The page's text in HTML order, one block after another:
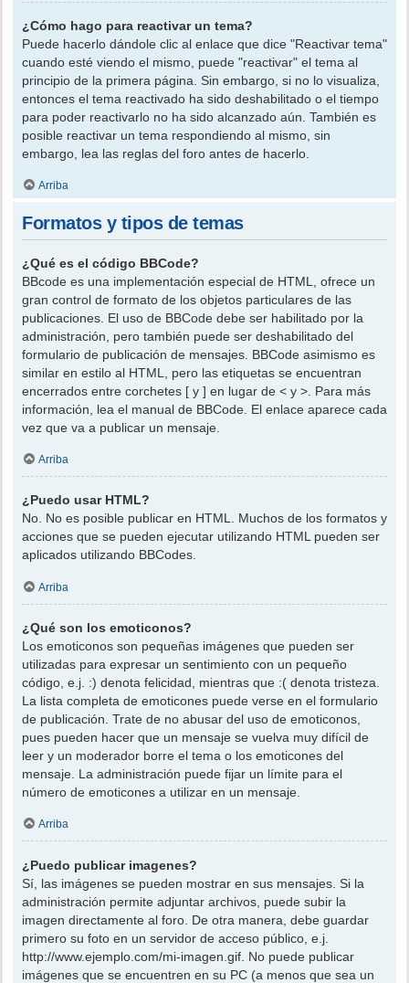
¿Cómo hago para reactivar un tema?
Puede hacerlo dándole clic al enlace que dice "Reactivar tema"
cuando esté viendo el mismo, puede "reactivar" el tema al
principio de la primera página. Sin embargo, si no lo visualiza,
entonces el tema reactivado ha sido deshabilitado o el tiempo
para poder reactivarlo no ha sido alcanzado aún. También es
posible reactivar un tema respondiendo al mismo, sin
embargo, lea las reglas del foro antes de hacerlo.
Arriba
Formatos y tipos de temas
¿Qué es el código BBCode?
BBcode es una implementación especial de HTML, ofrece un
gran control de formato de los objetos particulares de las
publicaciones. El uso de BBCode debe ser habilitado por la
administración, pero también puede ser deshabilitado del
formulario de publicación de mensajes. BBCode asimismo es
similar en estilo al HTML, pero las etiquetas se encuentran
encerrados entre corchetes [ y ] en lugar de < y >. Para más
información, lea el manual de BBCode. El enlace aparece cada
vez que va a publicar un mensaje.
Arriba
¿Puedo usar HTML?
No. No es posible publicar en HTML. Muchos de los formatos y
acciones que se pueden ejecutar utilizando HTML pueden ser
aplicados utilizando BBCodes.
Arriba
¿Qué son los emoticonos?
Los emoticonos son pequeñas imágenes que pueden ser
utilizadas para expresar un sentimiento con un pequeño
código, e.j. :) denota felicidad, mientras que :( denota tristeza.
La lista completa de emoticones puede verse en el formulario
de publicación. Trate de no abusar del uso de emoticonos,
pues pueden hacer que un mensaje se vuelva muy difícil de
leer y un moderador borre el tema o los emoticones del
mensaje. La administración puede fijar un límite para el
número de emoticones a utilizar en un mensaje.
Arriba
¿Puedo publicar imagenes?
Sí, las imágenes se pueden mostrar en sus mensajes. Si la
administración permite adjuntar archivos, puede subir la
imagen directamente al foro. De otra manera, debe guardar
primero su foto en un servidor de acceso público, e.j.
http://www.ejemplo.com/mi-imagen.gif. No puede publicar
imágenes que se encuentren en su PC (a menos que sea un